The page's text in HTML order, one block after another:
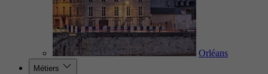
Orléans
Métiers